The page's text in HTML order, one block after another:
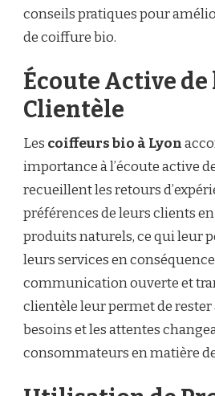
conseils pratiques pour
de coiffure bio.
Écoute Active de
Clientèle
Les coiffeurs bio à Lyon
importance à l’écoute active
recueillent les retours
préférences de leurs clients
produits naturels, ce qui leur
leurs services en
communication ouverte et
clientèle leur permet de rester
besoins et les attentes
consommateurs en matière